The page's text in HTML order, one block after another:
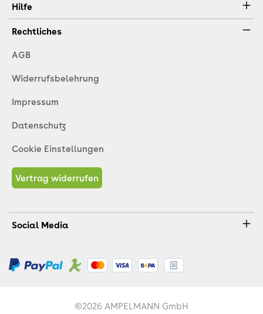
Hilfe
Rechtliches
AGB
Widerrufsbelehrung
Impressum
Datenschutz
Cookie Einstellungen
Vertrag widerrufen
Social Media
©2026 AMPELMANN GmbH